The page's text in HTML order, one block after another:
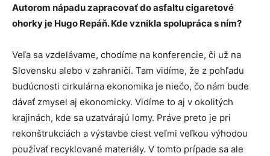
Autorom nápadu zapracovať do asfaltu cigaretové
ohorky je Hugo Repáň. Kde vznikla spolupráca s ním?
Veľa sa vzdelávame, chodíme na konferencie, či už na
Slovensku alebo v zahraničí. Tam vidíme, že z pohľadu
budúcnosti cirkulárna ekonomika je niečo, čo nám bude
dávať zmysel aj ekonomicky. Vidíme to aj v okolitých
krajinách, kde sa uzatvárajú lomy. Práve preto je pri
rekonštrukciách a výstavbe ciest veľmi veľkou výhodou
používať recyklované materiály. V tomto prípade sa ale